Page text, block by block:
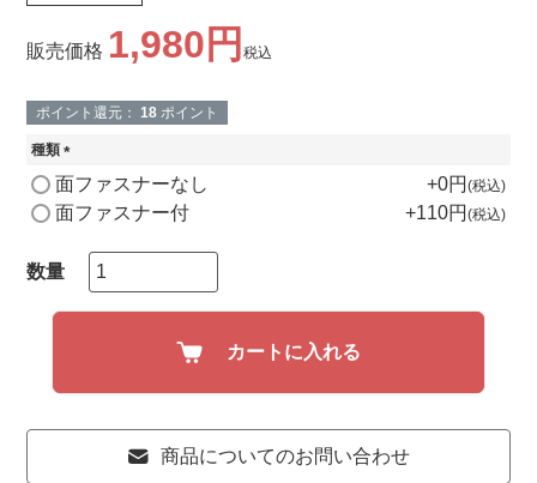
販売価格 1,980 税込
ポイント還元： 18 ポイント
種類
(
必
須
面ファスナーなし +0 税込
面ファスナー付 +110 税込
カートに入れる
商品についてのお問い合わせ